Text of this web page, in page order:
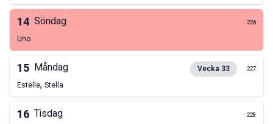
14 Söndag 226
Uno
15 Måndag Vecka 33 227
Estelle, Stella
16 Tisdag 228